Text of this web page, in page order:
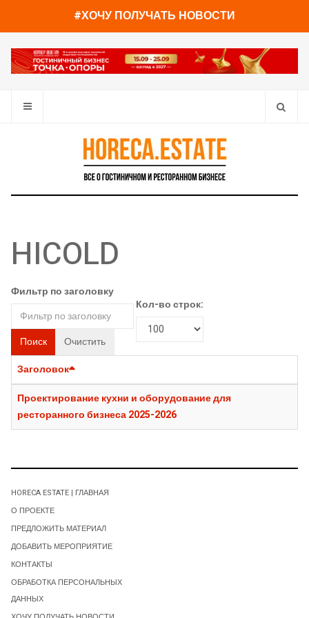
#ХОЧУ ПОЛУЧАТЬ НОВОСТИ
HICOLD
Фильтр по заголовку
Поиск Очистить
Кол-во строк:
Заголовок
Проектирование кухни и оборудование для
ресторанного бизнеса 2025-2026
HORECA ESTATE | ГЛАВНАЯ
О ПРОЕКТЕ
ПРЕДЛОЖИТЬ МАТЕРИАЛ
ДОБАВИТЬ МЕРОПРИЯТИЕ
КОНТАКТЫ
ОБРАБОТКА ПЕРСОНАЛЬНЫХ
ДАННЫХ